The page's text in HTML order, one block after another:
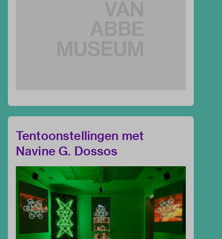
Tentoonstellingen met
Navine G. Dossos